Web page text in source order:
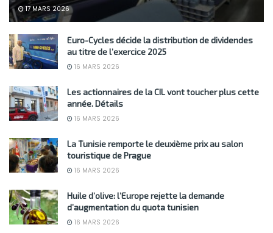
17 MARS 2026
Euro-Cycles décide la distribution de dividendes
au titre de l’exercice 2025
16 MARS 2026
Les actionnaires de la CIL vont toucher plus cette
année. Détails
16 MARS 2026
La Tunisie remporte le deuxième prix au salon
touristique de Prague
16 MARS 2026
Huile d’olive: l’Europe rejette la demande
d’augmentation du quota tunisien
16 MARS 2026